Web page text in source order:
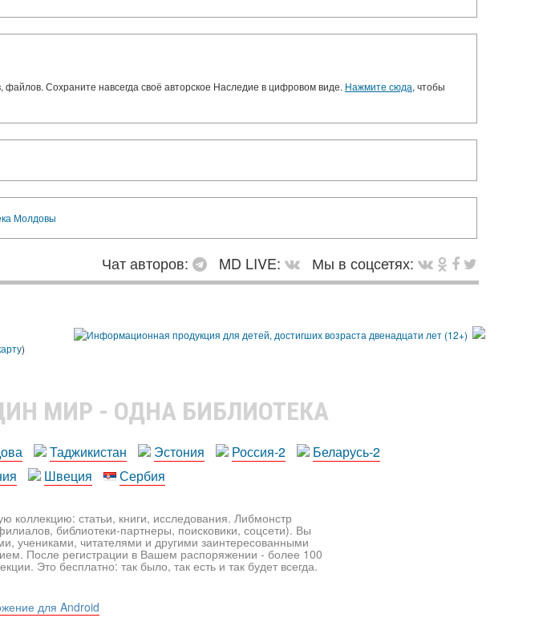
Сохраните навсегда своё авторское Наследие в цифровом виде. Нажмите сюда, чтобы
Молдовы
Чат авторов: MD LIVE:
Мы в соцсетях:
)
МИР - ОДНА БИБЛИОТЕКА
Таджикистан Эстония Россия-2
Беларусь-2
Швеция Сербия
коллекцию: статьи, книги, исследования. Либмонстр
библиотеки-партнеры, поисковики, соцсети). Вы
учениками, читателями и другими заинтересованными
После регистрации в Вашем распоряжении - более 100
Это бесплатно: так было, так есть и так будет всегда.
для Android